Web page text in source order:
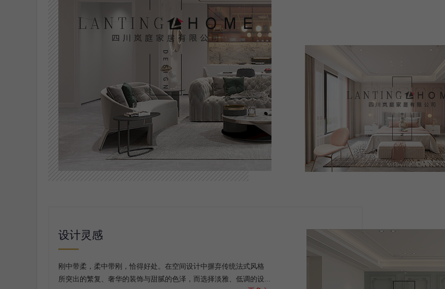
设计灵感
刚中带柔，柔中带刚，恰得好处。在空间设计中摒弃传统法式风格
所突出的繁复、奢华的装饰与甜腻的色泽，而选择淡雅、低调的设...